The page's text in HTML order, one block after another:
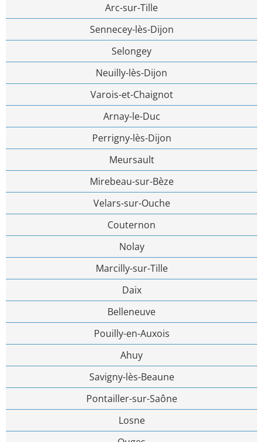
Arc-sur-Tille
Sennecey-lès-Dijon
Selongey
Neuilly-lès-Dijon
Varois-et-Chaignot
Arnay-le-Duc
Perrigny-lès-Dijon
Meursault
Mirebeau-sur-Bèze
Velars-sur-Ouche
Couternon
Nolay
Marcilly-sur-Tille
Daix
Belleneuve
Pouilly-en-Auxois
Ahuy
Savigny-lès-Beaune
Pontailler-sur-Saône
Losne